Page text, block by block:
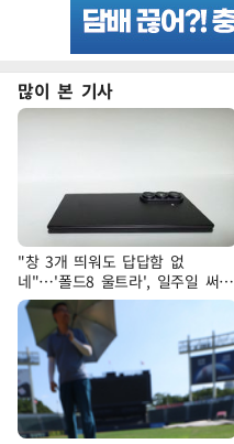
많이 본 기사
"창 3개 띄워도 답답함 없
네"…'폴드8 울트라', 일주일 써보
니